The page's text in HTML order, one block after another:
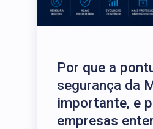
Por que a
segurança da
importante, e
empresas